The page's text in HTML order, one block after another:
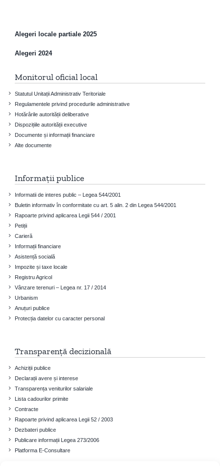
Alegeri locale partiale 2025
Alegeri 2024
Monitorul oficial local
Statutul Unitații Administrativ Teritoriale
Regulamentele privind procedurile administrative
Hotărârile autorității deliberative
Dispozițiile autorității executive
Documente și informații financiare
Alte documente
Informații publice
Informatii de interes public – Legea 544/2001
Buletin informativ în conformitate cu art. 5 alin. 2 din Legea 544/2001
Rapoarte privind aplicarea Legii 544 / 2001
Petiții
Carieră
Informații financiare
Asistență socială
Impozite și taxe locale
Registru Agricol
Vânzare terenuri – Legea nr. 17 / 2014
Urbanism
Anuțuri publice
Protecția datelor cu caracter personal
Transparență decizională
Achiziții publice
Declarații avere și interese
Transparența veniturilor salariale
Lista cadourilor primite
Contracte
Rapoarte privind aplicarea Legii 52 / 2003
Dezbateri publice
Publicare informații Legea 273/2006
Platforma E-Consultare